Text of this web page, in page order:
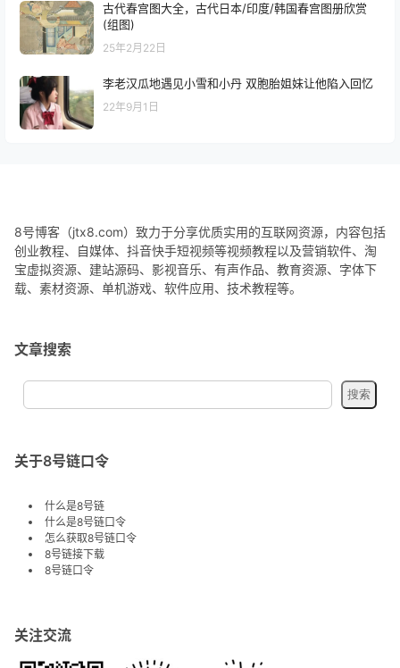
古代春宫图大全，古代日本/印度/韩国春宫图册欣赏
(组图)
25年2月22日
李老汉瓜地遇见小雪和小丹 双胞胎姐妹让他陷入回忆
22年9月1日
8号博客（jtx8.com）致力于分享优质实用的互联网资源，内容包括
创业教程、自媒体、抖音快手短视频等视频教程以及营销软件、淘
宝虚拟资源、建站源码、影视音乐、有声作品、教育资源、字体下
载、素材资源、单机游戏、软件应用、技术教程等。
文章搜索
关于8号链口令
什么是8号链
什么是8号链口令
怎么获取8号链口令
8号链接下载
8号链口令
关注交流